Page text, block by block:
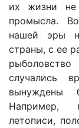
их жизни не
промысла.
нашей эры
страны, с ее
случались
вынуждены
Например,
летописи,